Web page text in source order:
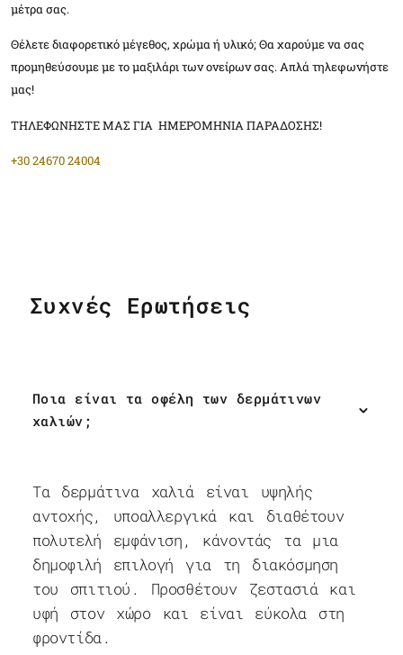
μέτρα σας.
Θέλετε διαφορετικό μέγεθος, χρώμα ή υλικό; Θα χαρούμε να σας
προμηθεύσουμε με το μαξιλάρι των ονείρων σας. Απλά τηλεφωνήστε
μας!
ΤΗΛΕΦΩΝΗΣΤΕ ΜΑΣ ΓΙΑ ΗΜΕΡΟΜΗΝΙΑ ΠΑΡΑΔΟΣΗΣ!
+30 24670 24004
Συχνές Ερωτήσεις
Ποια είναι τα οφέλη των δερμάτινων
χαλιών;
Τα δερμάτινα χαλιά είναι υψηλής
αντοχής, υποαλλεργικά και διαθέτουν
πολυτελή εμφάνιση, κάνοντάς τα μια
δημοφιλή επιλογή για τη διακόσμηση
του σπιτιού. Προσθέτουν ζεστασιά και
υφή στον χώρο και είναι εύκολα στη
φροντίδα.